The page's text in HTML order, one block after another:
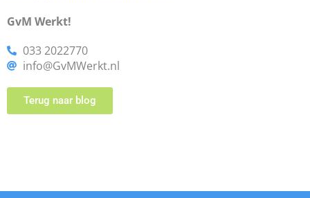
GvM Werkt!
033 2022770
info@GvMWerkt.nl
Terug naar blog